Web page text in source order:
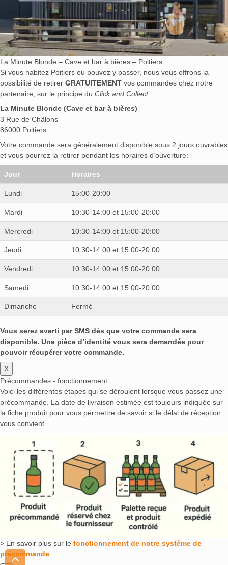
La Minute Blonde – Cave et bar à bières – Poitiers
Si vous habitez Poitiers ou pouvez y passer, nous vous offrons la
possibilité de retirer GRATUITEMENT vos commandes chez notre
partenaire, sur le principe du Click and Collect:
La Minute Blonde (Cave et bar à bières)
3 Rue de Châlons
86000 Poitiers
Votre commande sera généralement disponible sous 2 jours ouvrables
et vous pourrez la retirer pendant les horaires d’ouverture:
Jour Horaires
Lundi 15:00-20:00
Mardi 10:30-14:00 et 15:00-20:00
Mercredi 10:30-14:00 et 15:00-20:00
Jeudi 10:30-14:00 et 15:00-20:00
Vendredi 10:30-14:00 et 15:00-20:00
Samedi 10:30-14:00 et 15:00-20:00
Dimanche Fermé
Vous serez averti par SMS dès que votre commande sera
disponible. Une pièce d’identité vous sera demandée pour
pouvoir récupérer votre commande.
X
Précommandes - fonctionnement
Voici les différentes étapes qui se déroulent lorsque vous passez une
précommande. La date de livraison estimée est toujours indiquée sur
la fiche produit pour vous permettre de savoir si le délai de réception
vous convient.
> En savoir plus sur le fonctionnement de notre système de
précommande